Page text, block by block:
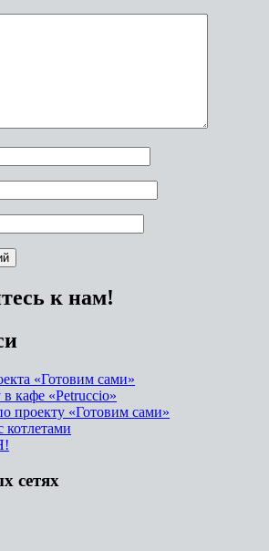
к нам!
«Готовим сами»
кафе «Petruccio»
проекту «Готовим сами»
сетях